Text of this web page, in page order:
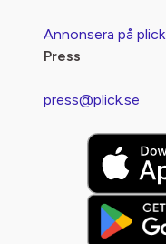
Annonsera på plick
Press
press@plick.se